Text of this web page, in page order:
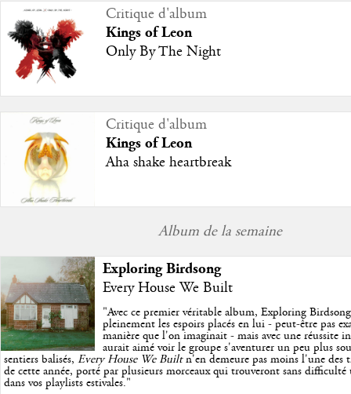
Critique d'album
Kings of Leon
Only By The Night
Critique d'album
Kings of Leon
Aha shake heartbreak
Album de la semaine
Exploring Birdsong
Every House We Built
"Avec ce premier véritable album, Exploring
pleinement les espoirs placés en lui - peut-être pas
manière que l'on imaginait - mais avec une réussite
aurait aimé voir le groupe s'aventurer un peu plus
sentiers balisés, Every House We Builtn'en demeure pas moins l'une des
de cette année, porté par plusieurs morceaux qui trouveront sans difficulté
dans vos playlists estivales."